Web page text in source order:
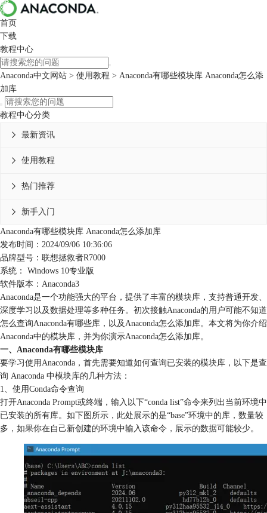
首页
下载
教程中心
Anaconda中文网站 > 使用教程 > Anaconda有哪些模块库 Anaconda怎么添
加库
教程中心分类
最新资讯

使用教程

热门推荐

新手入门

Anaconda有哪些模块库 Anaconda怎么添加库
发布时间：2024/09/06 10:36:06
品牌型号：联想拯救者R7000
系统： Windows 10专业版
软件版本：Anaconda3
Anaconda是一个功能强大的平台，提供了丰富的模块库，支持普通开发、
深度学习以及数据处理等多种任务。初次接触Anaconda的用户可能不知道
怎么查询Anaconda有哪些库，以及Anaconda怎么添加库。本文将为你介绍
Anaconda中的模块库，并为你演示Anaconda怎么添加库。
一、Anaconda有哪些模块库
要学习使用Anaconda，首先需要知道如何查询已安装的模块库，以下是查
询 Anaconda 中模块库的几种方法：
1、使用Conda命令查询
打开Anaconda Prompt或终端，输入以下“conda list”命令来列出当前环境中
已安装的所有库。如下图所示，此处展示的是“base”环境中的库，数量较
多，如果你在自己新创建的环境中输入该命令，展示的数据可能较少。